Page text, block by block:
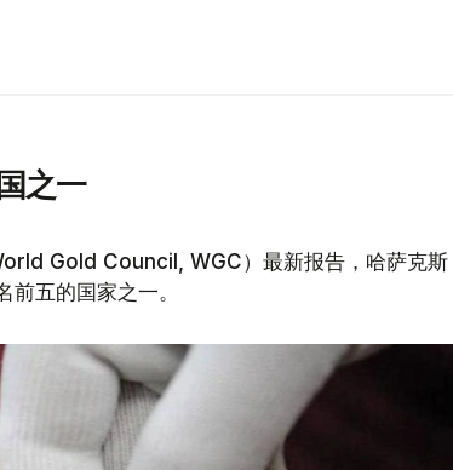
之一
Gold Council, WGC）最新报告，哈萨克斯
五的国家之一。